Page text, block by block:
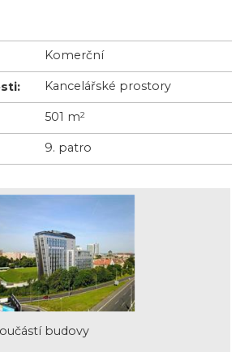
Komerční
Kancelářské prostory
501 m2
9. patro
budovy